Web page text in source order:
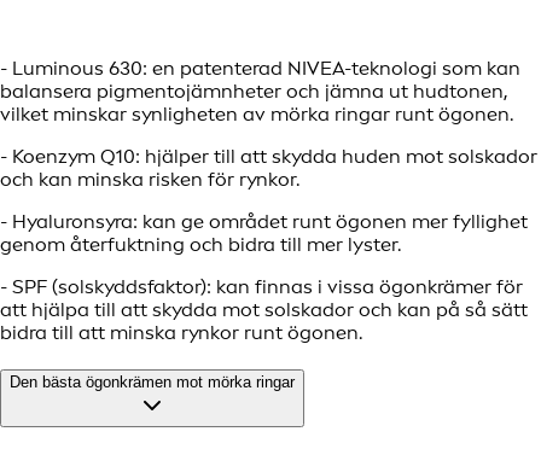
- Luminous 630: en patenterad NIVEA-teknologi som kan
balansera pigmentojämnheter och jämna ut hudtonen,
vilket minskar synligheten av mörka ringar runt ögonen.
- Koenzym Q10: hjälper till att skydda huden mot solskador
och kan minska risken för rynkor.
- Hyaluronsyra: kan ge området runt ögonen mer fyllighet
genom återfuktning och bidra till mer lyster.
- SPF (solskyddsfaktor): kan finnas i vissa ögonkrämer för
att hjälpa till att skydda mot solskador och kan på så sätt
bidra till att minska rynkor runt ögonen.
Den bästa ögonkrämen mot mörka ringar